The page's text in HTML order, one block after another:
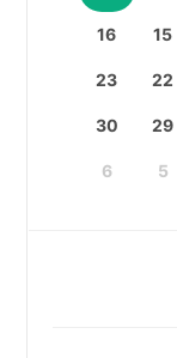
15
16
22
23
29
30
5
6